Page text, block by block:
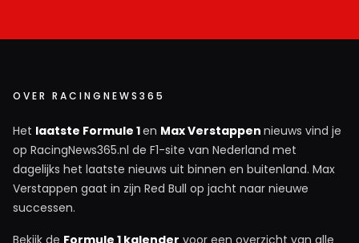
OVER RACINGNEWS365
Het laatste Formule 1en Max Verstappen nieuws vind je
op RacingNews365.nl de F1-site van Nederland met
dagelijks het laatste nieuws uit binnen en buitenland. Max
Verstappen gaat in zijn Red Bull op jacht naar nieuwe
successen.